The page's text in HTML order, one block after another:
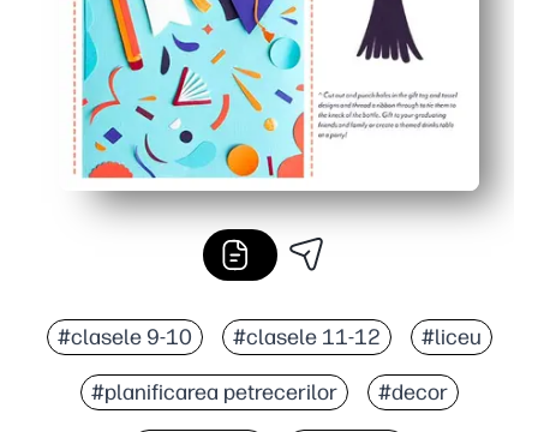
#clasele 9-10 #clasele 11-12 #liceu
#planificarea petrecerilor #decor